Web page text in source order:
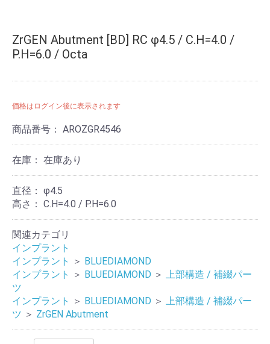
ZrGEN Abutment [BD] RC φ4.5 / C.H=4.0 /
P.H=6.0 / Octa
価格はログイン後に表示されます
商品番号： AROZGR4546
在庫： 在庫あり
直径： φ4.5
高さ： C.H=4.0 / P.H=6.0
関連カテゴリ
インプラント
インプラント
＞ BLUEDIAMOND
インプラント
＞ BLUEDIAMOND ＞
上部構造 / 補綴パー
ツ
インプラント
＞ BLUEDIAMOND ＞
上部構造 / 補綴パー
ツ ＞ ZrGEN Abutment